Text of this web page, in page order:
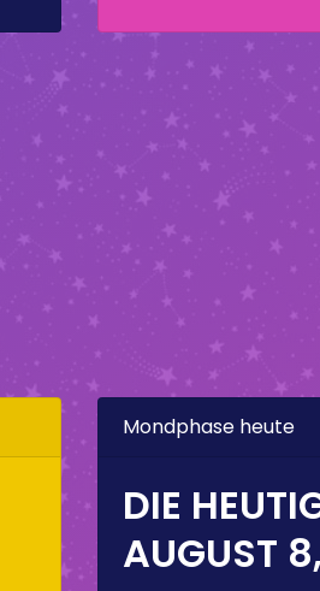
Mondphase heute
DIE
AUGUST